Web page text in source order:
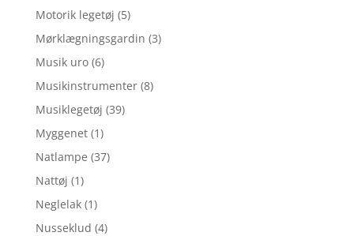
Motorik legetøj (5)
Mørklægningsgardin (3)
Musik uro (6)
Musikinstrumenter (8)
Musiklegetøj (39)
Myggenet (1)
Natlampe (37)
Nattøj (1)
Neglelak (1)
Nusseklud (4)